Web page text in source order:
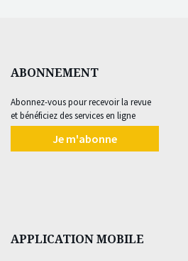
ABONNEMENT
Abonnez-vous pour recevoir la revue
et bénéficiez des services en ligne
Je m'abonne
APPLICATION MOBILE